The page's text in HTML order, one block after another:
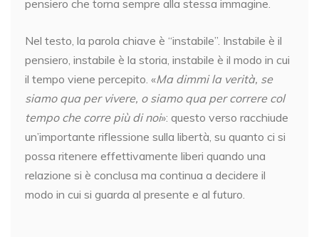
pensiero che torna sempre alla stessa immagine.
Nel testo, la parola chiave è “instabile”. Instabile è il
pensiero, instabile è la storia, instabile è il modo in cui
il tempo viene percepito. «Ma dimmi la verità, se
siamo qua per vivere, o siamo qua per correre col
tempo che corre più di noi»: questo verso racchiude
un’importante riflessione sulla libertà, su quanto ci si
possa ritenere effettivamente liberi quando una
relazione si è conclusa ma continua a decidere il
modo in cui si guarda al presente e al futuro.